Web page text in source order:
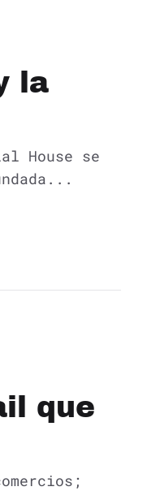
la
House se
que